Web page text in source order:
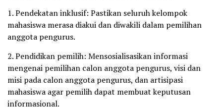
1. Pendekatan inklusif: Pastikan seluruh kelompok
mahasiswa merasa diakui dan diwakili dalam pemilihan
anggota pengurus.
2. Pendidikan pemilih: Mensosialisasikan informasi
mengenai pemilihan calon anggota pengurus, visi dan
misi pada calon anggota pengurus, dan artisipasi
mahasiswa agar pemilih dapat membuat keputusan
informasional.